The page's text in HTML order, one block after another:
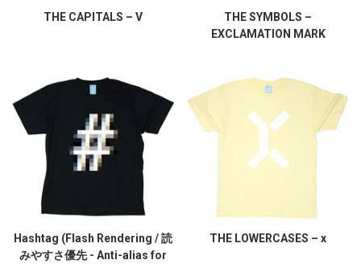
THE CAPITALS – V
THE SYMBOLS –
EXCLAMATION MARK
Hashtag (Flash Rendering / 読
みやすさ優先 - Anti-alias for
THE LOWERCASES – x